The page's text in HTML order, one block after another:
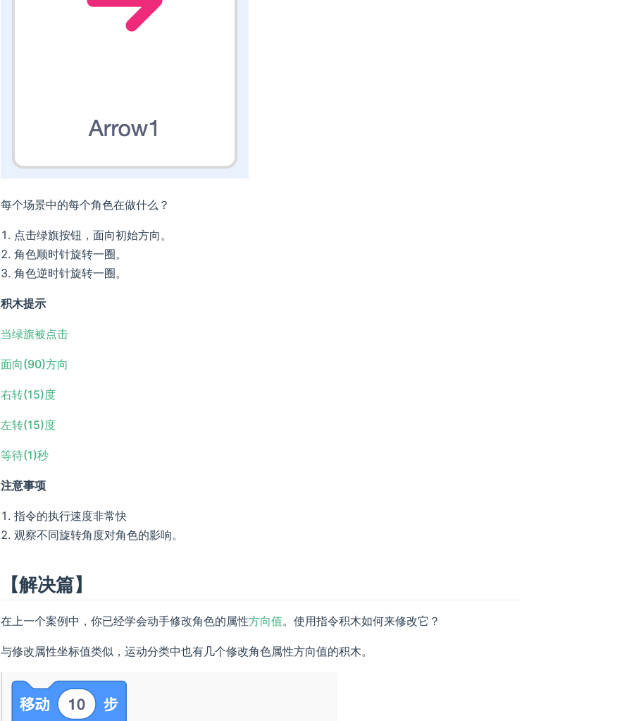
每个场景中的每个角色在做什么？
点击绿旗按钮，面向初始方向。
角色顺时针旋转一圈。
角色逆时针旋转一圈。
积木提示
当绿旗被点击
面向(90)方向
右转(15)度
左转(15)度
等待(1)秒
注意事项
指令的执行速度非常快
观察不同旋转角度对角色的影响。
【解决篇】
在上一个案例中，你已经学会动手修改角色的属性方向值。使用指令积木如何来修改它？
与修改属性坐标值类似，运动分类中也有几个修改角色属性方向值的积木。